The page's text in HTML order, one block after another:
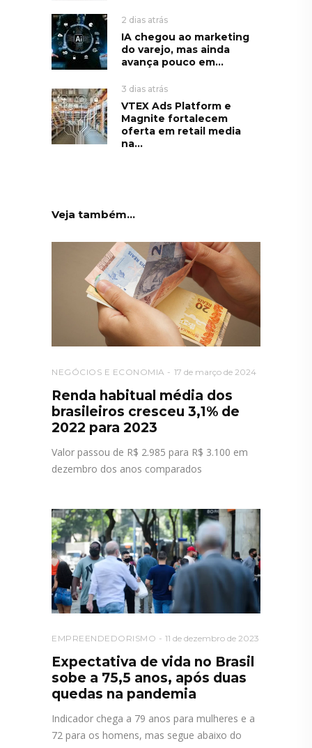
2 dias atrás
IA chegou ao marketing
do varejo, mas ainda
avança pouco em...
3 dias atrás
VTEX Ads Platform e
Magnite fortalecem
oferta em retail media
na...
Veja também...
NEGÓCIOS E ECONOMIA 17 de março de 2024
Renda habitual média dos
brasileiros cresceu 3,1% de
2022 para 2023
Valor passou de R$ 2.985 para R$ 3.100 em
dezembro dos anos comparados
EMPREENDEDORISMO 11 de dezembro de 2023
Expectativa de vida no Brasil
sobe a 75,5 anos, após duas
quedas na pandemia
Indicador chega a 79 anos para mulheres e a
72 para os homens, mas segue abaixo do